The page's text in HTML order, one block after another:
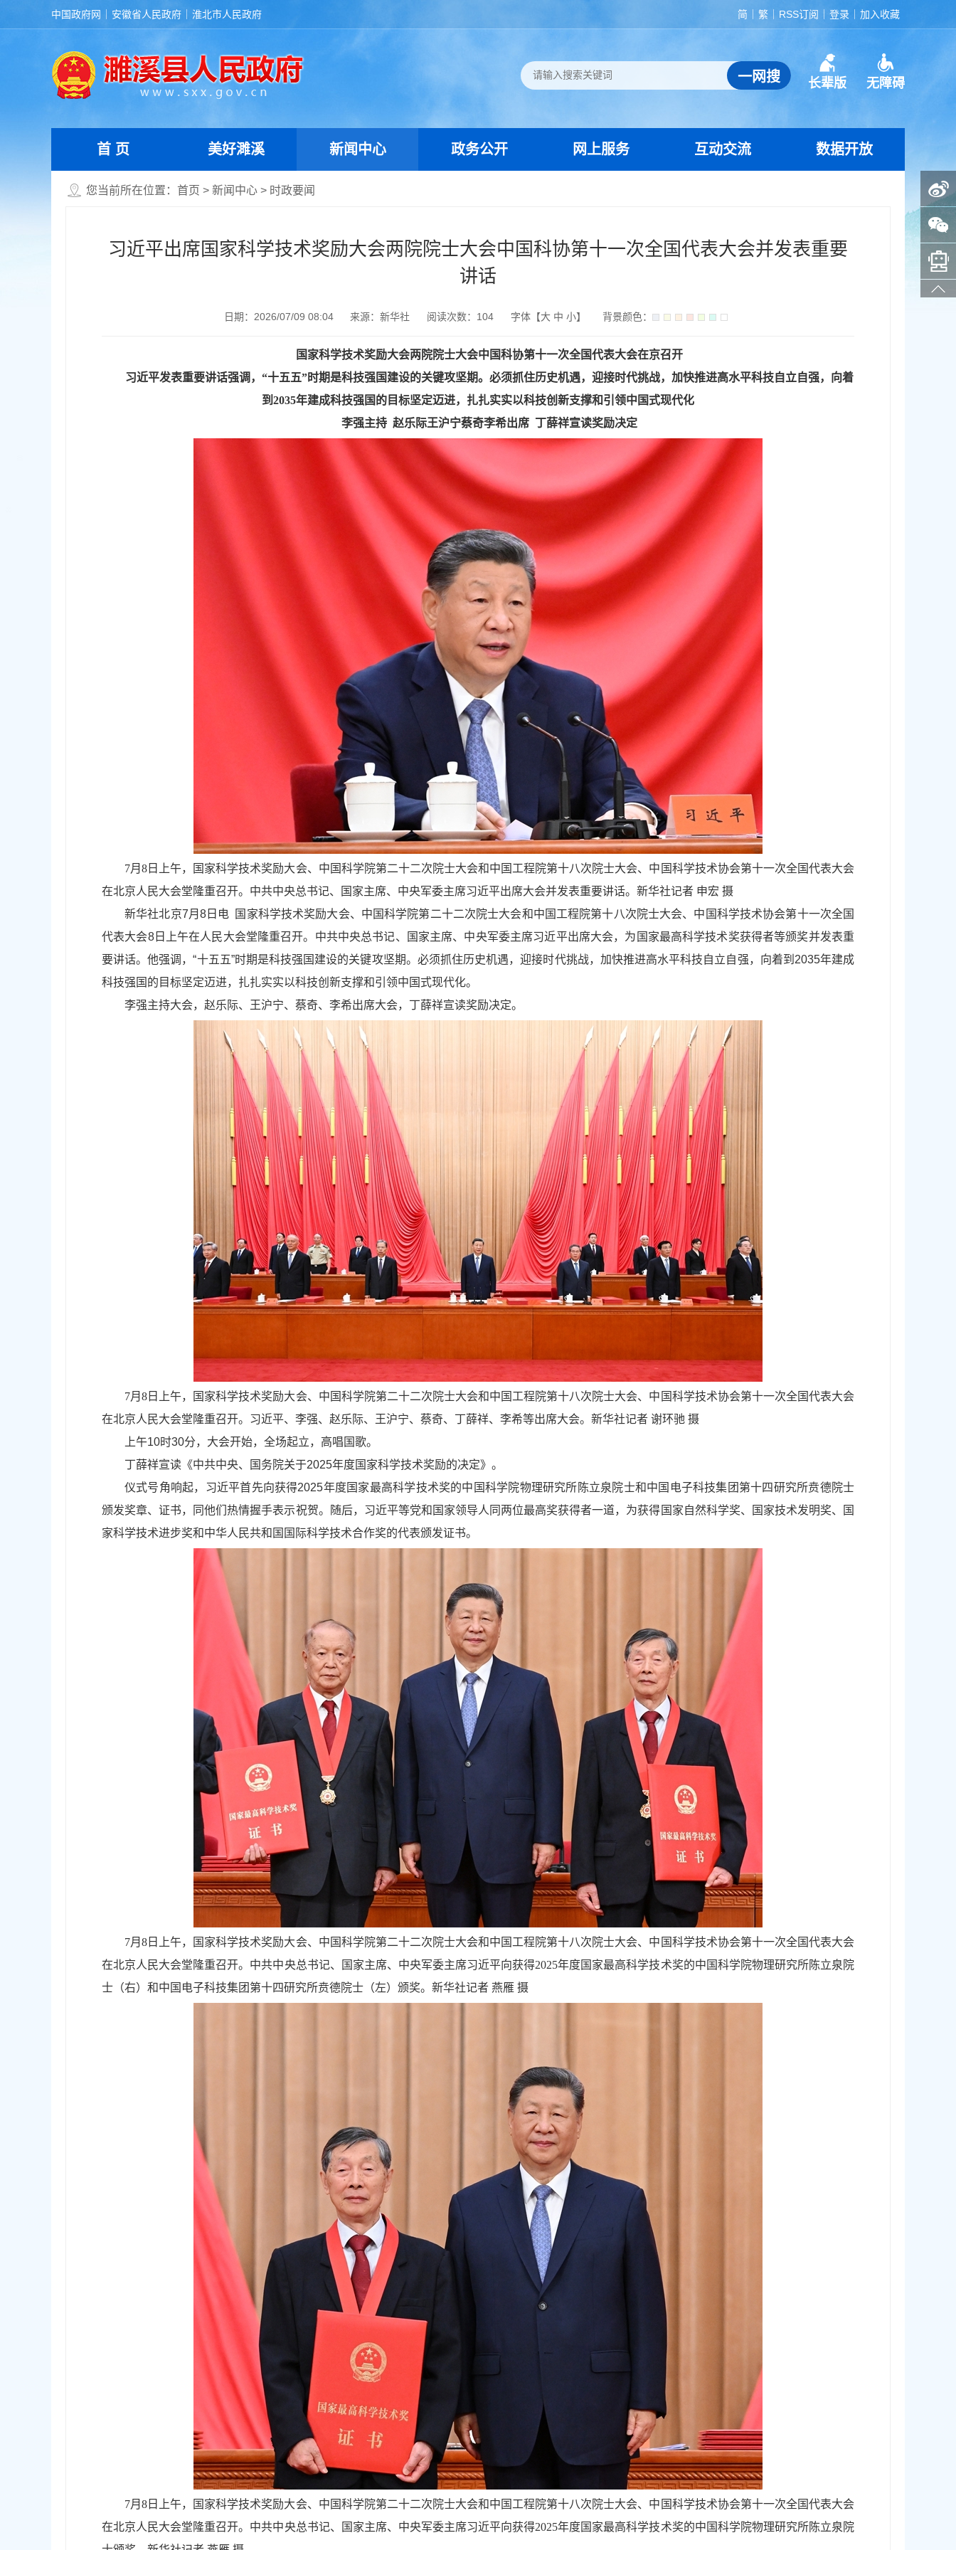
中国政府网 安徽省人民政府 淮北市人民政府 简 繁 RSS订阅 登录 加入收藏
长辈版 无障碍
首 页 美好濉溪 新闻中心 政务公开 网上服务 互动交流 数据开放
您当前所在位置： 首页 > 新闻中心 > 时政要闻
习近平出席国家科学技术奖励大会两院院士大会中国科协第十一次全国代表大会并发表重要
讲话
日期：2026/07/09 08:04 来源：新华社 阅读次数： 104 字体【大 中 小】 背景颜色：
国家科学技术奖励大会两院院士大会中国科协第十一次全国代表大会在京召开
习近平发表重要讲话强调，“十五五”时期是科技强国建设的关键攻坚期。必须抓住历史机遇，迎接时代挑战，加快推进高水平科技自立自强，向着
到2035年建成科技强国的目标坚定迈进，扎扎实实以科技创新支撑和引领中国式现代化
李强主持 赵乐际王沪宁蔡奇李希出席 丁薛祥宣读奖励决定
7月8日上午，国家科学技术奖励大会、中国科学院第二十二次院士大会和中国工程院第十八次院士大会、中国科学技术协会第十一次全国代表大会
在北京人民大会堂隆重召开。中共中央总书记、国家主席、中央军委主席习近平出席大会并发表重要讲话。新华社记者 申宏 摄
新华社北京7月8日电 国家科学技术奖励大会、中国科学院第二十二次院士大会和中国工程院第十八次院士大会、中国科学技术协会第十一次全国
代表大会8日上午在人民大会堂隆重召开。中共中央总书记、国家主席、中央军委主席习近平出席大会，为国家最高科学技术奖获得者等颁奖并发表重
要讲话。他强调，“十五五”时期是科技强国建设的关键攻坚期。必须抓住历史机遇，迎接时代挑战，加快推进高水平科技自立自强，向着到2035年建成
科技强国的目标坚定迈进，扎扎实实以科技创新支撑和引领中国式现代化。
李强主持大会，赵乐际、王沪宁、蔡奇、李希出席大会，丁薛祥宣读奖励决定。
7月8日上午，国家科学技术奖励大会、中国科学院第二十二次院士大会和中国工程院第十八次院士大会、中国科学技术协会第十一次全国代表大会
在北京人民大会堂隆重召开。习近平、李强、赵乐际、王沪宁、蔡奇、丁薛祥、李希等出席大会。新华社记者 谢环驰 摄
上午10时30分，大会开始，全场起立，高唱国歌。
丁薛祥宣读《中共中央、国务院关于2025年度国家科学技术奖励的决定》。
仪式号角响起，习近平首先向获得2025年度国家最高科学技术奖的中国科学院物理研究所陈立泉院士和中国电子科技集团第十四研究所贲德院士
颁发奖章、证书，同他们热情握手表示祝贺。随后，习近平等党和国家领导人同两位最高奖获得者一道，为获得国家自然科学奖、国家技术发明奖、国
家科学技术进步奖和中华人民共和国国际科学技术合作奖的代表颁发证书。
7月8日上午，国家科学技术奖励大会、中国科学院第二十二次院士大会和中国工程院第十八次院士大会、中国科学技术协会第十一次全国代表大会
在北京人民大会堂隆重召开。中共中央总书记、国家主席、中央军委主席习近平向获得2025年度国家最高科学技术奖的中国科学院物理研究所陈立泉院
士（右）和中国电子科技集团第十四研究所贲德院士（左）颁奖。新华社记者 燕雁 摄
7月8日上午，国家科学技术奖励大会、中国科学院第二十二次院士大会和中国工程院第十八次院士大会、中国科学技术协会第十一次全国代表大会
在北京人民大会堂隆重召开。中共中央总书记、国家主席、中央军委主席习近平向获得2025年度国家最高科学技术奖的中国科学院物理研究所陈立泉院
智能问答助手